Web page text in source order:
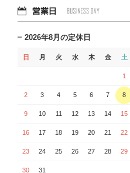
2026年8月の定休日
日 月 火 水 木 金 土
1
2 3 4 5 6 7 8
9 10 11 12 13 14 15
16 17 18 19 20 21 22
23 24 25 26 27 28 29
30 31